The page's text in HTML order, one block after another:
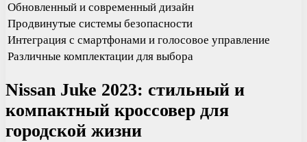
Обновленный и современный дизайн
Продвинутые системы безопасности
Интеграция с смартфонами и голосовое управление
Различные комплектации для выбора
Nissan Juke 2023: стильный и
компактный кроссовер для
городской жизни